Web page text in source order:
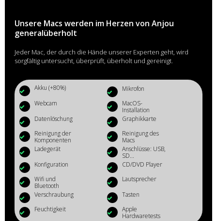
Unsere Macs werden im Herzen von Anjou
generalüberholt
Jeder Mac, der durch die Hände unserer Experten geht, wird
sorgfältig untersucht, überprüft, überholt und gereinigt.
Akku (+80%)
Mikrofon
Webcam
MacOS-
Installation
Datenlöschung
Graphikkarte
Reinigung der
Komponenten
Reinigung des
Macs
Ladegerät
Anschlüsse: USB,
SD...
Konfiguration
CD/DVD Player
Wifi und
Bluetooth
Lautsprecher
Verschraubung
Tasten
Feuchtigkeit
Apple
Hardwaretests